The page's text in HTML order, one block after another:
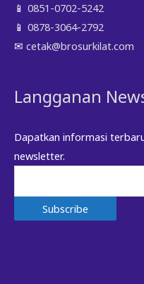
📱 0851-0702-5242
📱 0878-3064-2792
✉ cetak@brosurkilat.com
Langganan
Dapatkan informasi
newsletter.